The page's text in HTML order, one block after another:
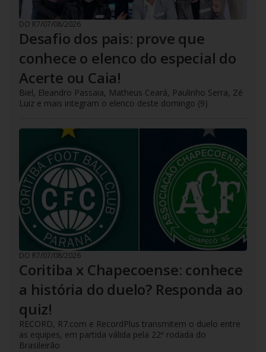
DO R7/07/08/2026
Desafio dos pais: prove que
conhece o elenco do especial do
Acerte ou Caia!
Biel, Eleandro Passaia, Matheus Ceará, Paulinho Serra, Zé
Luiz e mais integram o elenco deste domingo (9)
DO R7/07/08/2026
Coritiba x Chapecoense: conhece
a história do duelo? Responda ao
quiz!
RECORD, R7.com e RecordPlus transmitem o duelo entre
as equipes, em partida válida pela 22ª rodada do
Brasileirão